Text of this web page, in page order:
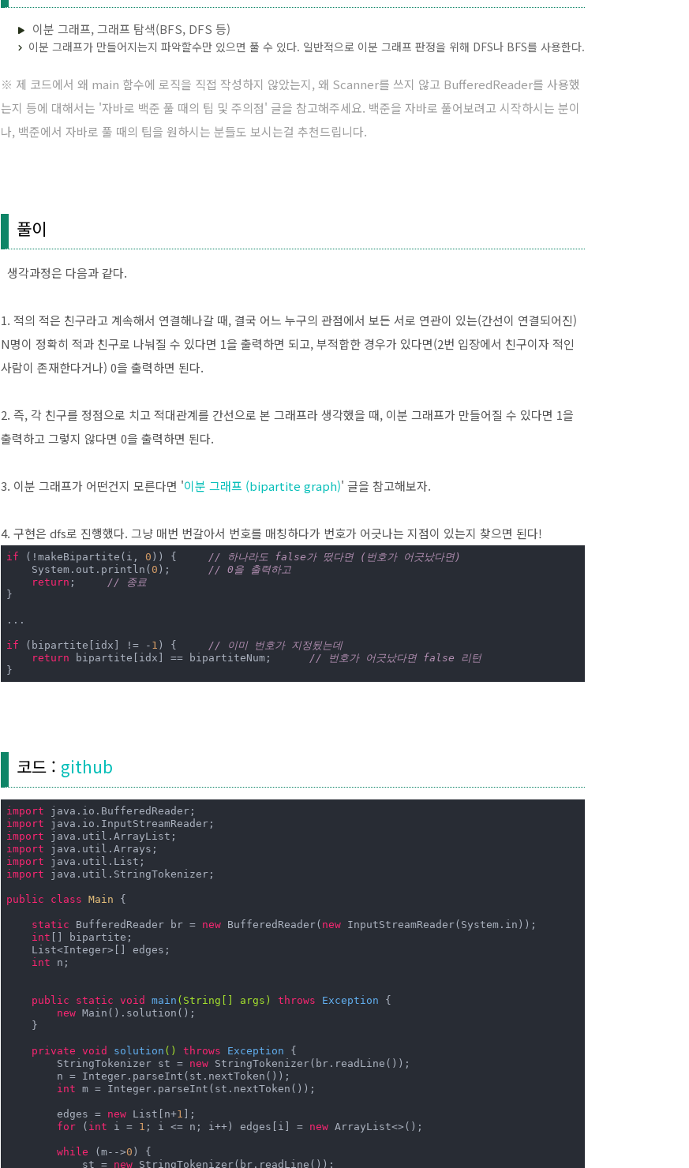
이분 그래프, 그래프 탐색(BFS, DFS 등)
이분 그래프가 만들어지는지 파악할수만 있으면 풀 수 있다. 일반적으로 이분 그래프 판정을 위해 DFS나 BFS를 사용한다.
※ 제 코드에서 왜 main 함수에 로직을 직접 작성하지 않았는지, 왜 Scanner를 쓰지 않고 BufferedReader를 사용했
는지 등에 대해서는 '자바로 백준 풀 때의 팁 및 주의점' 글을 참고해주세요. 백준을 자바로 풀어보려고 시작하시는 분이
나, 백준에서 자바로 풀 때의 팁을 원하시는 분들도 보시는걸 추천드립니다.
풀이
생각과정은 다음과 같다.
1. 적의 적은 친구라고 계속해서 연결해나갈 때, 결국 어느 누구의 관점에서 보든 서로 연관이 있는(간선이 연결되어진)
N명이 정확히 적과 친구로 나눠질 수 있다면 1을 출력하면 되고, 부적합한 경우가 있다면(2번 입장에서 친구이자 적인
사람이 존재한다거나) 0을 출력하면 된다.
2. 즉, 각 친구를 정점으로 치고 적대관계를 간선으로 본 그래프라 생각했을 때, 이분 그래프가 만들어질 수 있다면 1을
출력하고 그렇지 않다면 0을 출력하면 된다.
3. 이분 그래프가 어떤건지 모른다면 '이분 그래프 (bipartite graph)' 글을 참고해보자.
4. 구현은 dfs로 진행했다. 그냥 매번 번갈아서 번호를 매칭하다가 번호가 어긋나는 지점이 있는지 찾으면 된다!
if (!makeBipartite(i, 0
// 하나라도 false가 떴다면 (번호가 어긋났다면)
    System.out.println(
0
// 0을 출력하고
return
// 종료
}
...
if (bipartite[idx] != - 1
// 이미 번호가 지정됬는데
return
// 번호가 어긋났다면 false 리턴
}
코드 : github
import
import
import
import
import
import java.util.StringTokenizer;
public class Main {
static BufferedReader br = new BufferedReader( new InputStreamReader(System.in));
int [] bipartite;
    List<Integer>[] edges;
int n;
public static void main (String[] args) throws Exception {
new Main().solution();
    }
private void solution () throws Exception {
        StringTokenizer st =
new StringTokenizer(br.readLine());
        n = Integer.parseInt(st.nextToken());
int m = Integer.parseInt(st.nextToken());
        edges =
new List[n+1 ];
for ( int i = 1 ; i <= n; i++) edges[i] = new ArrayList<>();
while (m-->0 ) {
            st =
new StringTokenizer(br.readLine());